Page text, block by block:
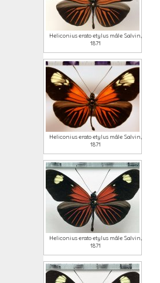
Heliconius erato etylus mâle Salvin,
1871
Heliconius erato etylus mâle Salvin,
1871
Heliconius erato etylus mâle Salvin,
1871